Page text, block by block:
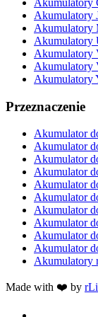
Akumulatory
Akumulatory
Akumulatory
Akumulatory
Akumulatory
Akumulatory
Akumulatory
Przeznaczenie
Akumulator
Akumulator
Akumulator
Akumulator
Akumulator
Akumulator
Akumulator
Akumulator
Akumulator
Akumulator
Akumulatory
Made with ❤️ by